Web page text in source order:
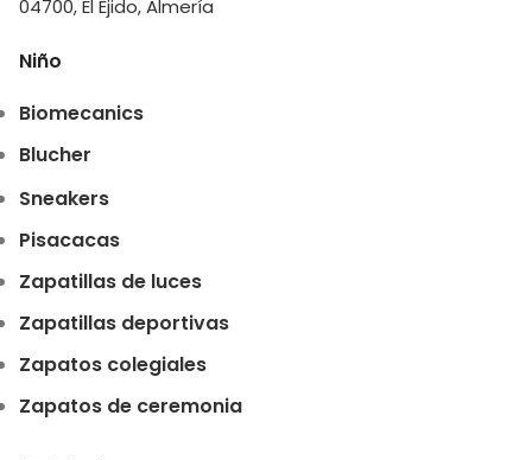
04700, El Ejido, Almería
Niño
Biomecanics
Blucher
Sneakers
Pisacacas
Zapatillas de luces
Zapatillas deportivas
Zapatos colegiales
Zapatos de ceremonia